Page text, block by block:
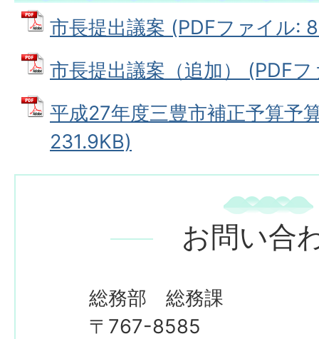
市長提出議案 (PDFファイル:
市長提出議案（追加） (PDF
平成27年度三豊市補正予算予
231.9KB)
お問い合
総務部 総務課
〒767-8585